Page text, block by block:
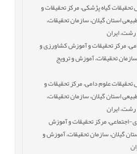
گیاه پژشکی، مرکز تحقیقات و
استان گیلان، سازمان تحقیقات،
ایران
مرکز تحقیقات و آموزش کشاورزی و
تحقیقات، آموزش و ترویج
علوم دامی، مرکز تحقیقات و
استان گیلان، سازمان تحقیقات،
ایران
مرکز تحقیقات و آموزش
گیلان، سازمان تحقیقات، آموزش و